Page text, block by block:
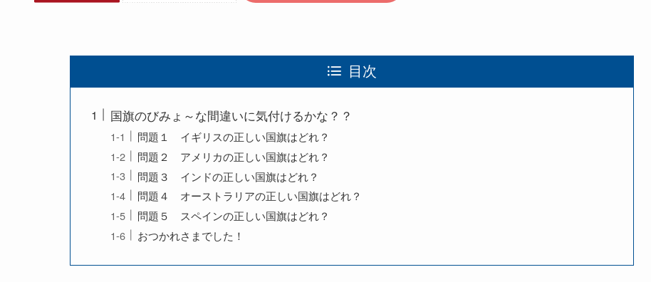
目次
国旗のびみょ～な間違いに気付けるかな？？
問題１ イギリスの正しい国旗はどれ？
問題２ アメリカの正しい国旗はどれ？
問題３ インドの正しい国旗はどれ？
問題４ オーストラリアの正しい国旗はどれ？
問題５ スペインの正しい国旗はどれ？
おつかれさまでした！